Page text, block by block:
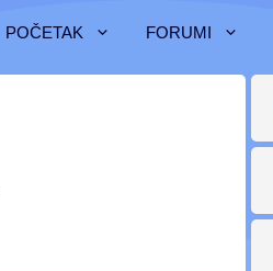
POČETAK FORUMI